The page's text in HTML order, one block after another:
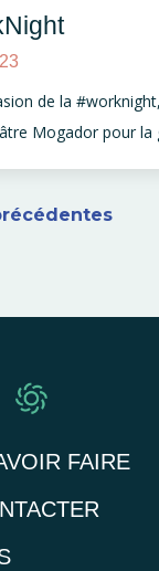
de la
Mogador pour la
FAIRE